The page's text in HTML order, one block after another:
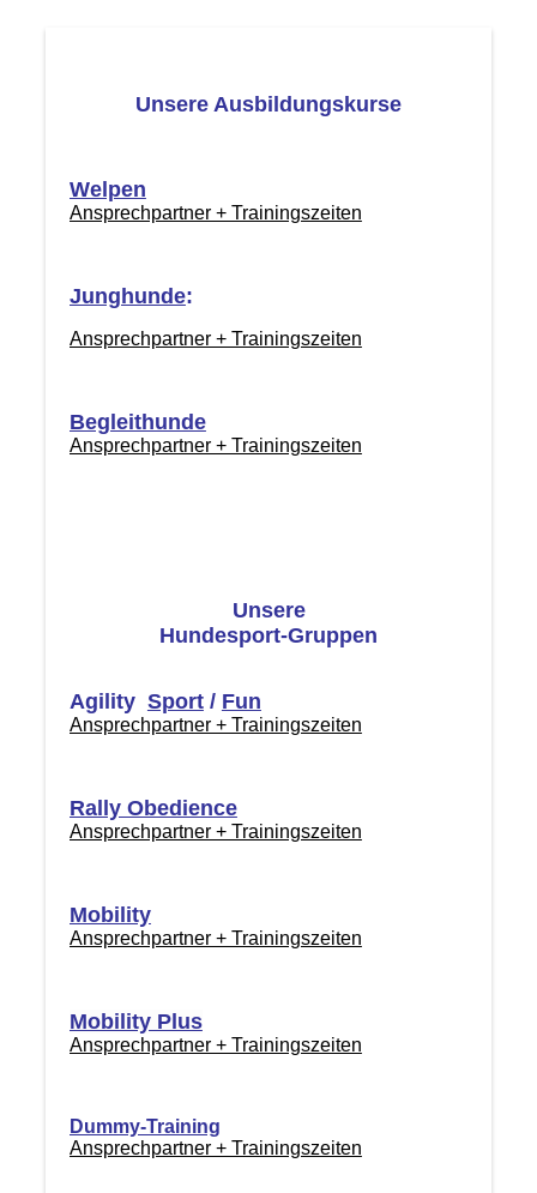
Unsere Ausbildungskurse
Welpen
Ansprechpartner + Trainingszeiten
Junghunde:
Ansprechpartner + Trainingszeiten
Begleithunde
Ansprechpartner + Trainingszeiten
Unsere
Hundesport-Gruppen
Agility Sport/ Fun
Ansprechpartner + Trainingszeiten
Rally Obedience
Ansprechpartner + Trainingszeiten
Mobility
Ansprechpartner + Trainingszeiten
Mobility Plus
Ansprechpartner + Trainingszeiten
Dummy-Training
Ansprechpartner + Trainingszeiten